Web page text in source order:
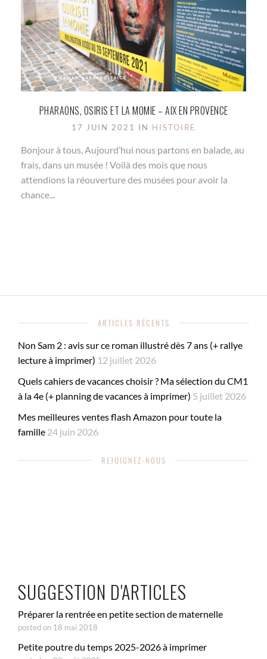
PHARAONS, OSIRIS ET LA MOMIE – AIX EN PROVENCE
17 JUIN 2021 IN HISTOIRE
Bonjour à tous, Aujourd’hui nous partons en balade, au
frais, dans un musée ! Voilà des mois que nous
attendions la réouverture des musées pour avoir la
chance...
ARTICLES RÉCENTS
Non Sam 2 : avis sur ce roman illustré dès 7 ans (+ rallye
lecture à imprimer) 12 juillet 2026
Quels cahiers de vacances choisir ? Ma sélection du CM1
à la 4e (+ planning de vacances à imprimer) 5 juillet 2026
Mes meilleures ventes flash Amazon pour toute la
famille 24 juin 2026
REJOIGNEZ-NOUS
SUGGESTION D'ARTICLES
Préparer la rentrée en petite section de maternelle
posted on 18 mai 2018
Petite poutre du temps 2025-2026 à imprimer